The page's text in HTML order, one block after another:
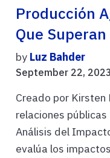
Producción
Que
by Luz Bahder
September 22, 2023
Creado por
relaciones
Análisis del
evalúa los